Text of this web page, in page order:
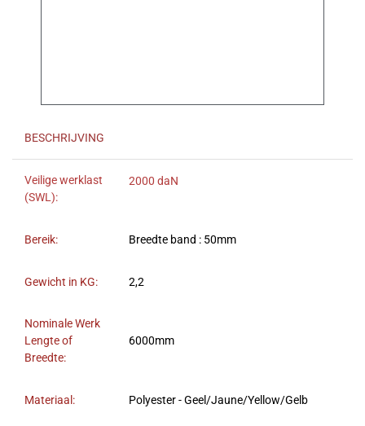
BESCHRIJVING
Veilige werklast
(SWL):
2000 daN
Bereik: Breedte band : 50mm
Gewicht in KG: 2,2
Nominale Werk
Lengte of
Breedte:
6000mm
Materiaal: Polyester - Geel/Jaune/Yellow/Gelb